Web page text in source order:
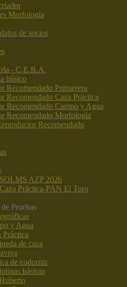
Morfología
de socios
- C.E.B.A.
básico
Recomendado Primavera
Recomendado Caza Práctica
Recomendado Campo y Agua
Recomendado Morfología
Recomendado
AZP 2026
Práctica-PAN El Toro
Pruebas
y Agua
Práctica
de caza
de codorniz
básicas